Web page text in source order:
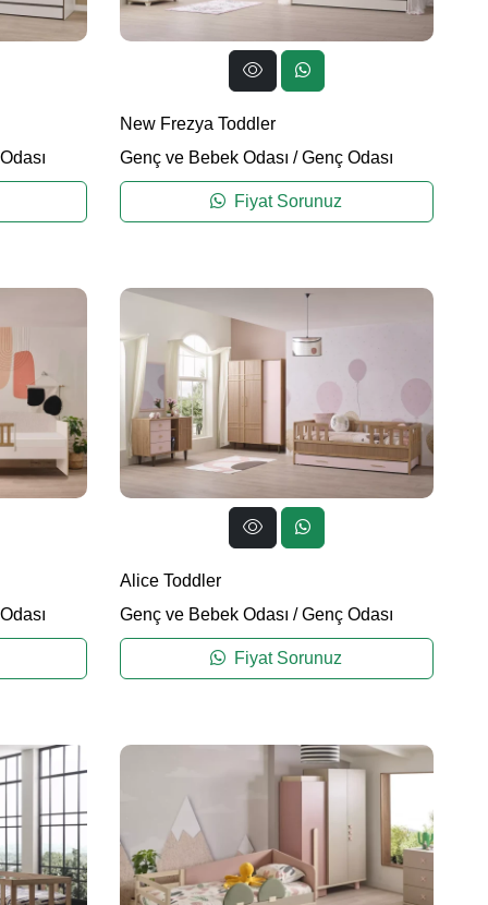
New Frezya Toddler
Genç ve Bebek Odası / Genç Odası
Fiyat Sorunuz
Alice Toddler
Genç ve Bebek Odası /Genç Odası
Fiyat Sorunuz